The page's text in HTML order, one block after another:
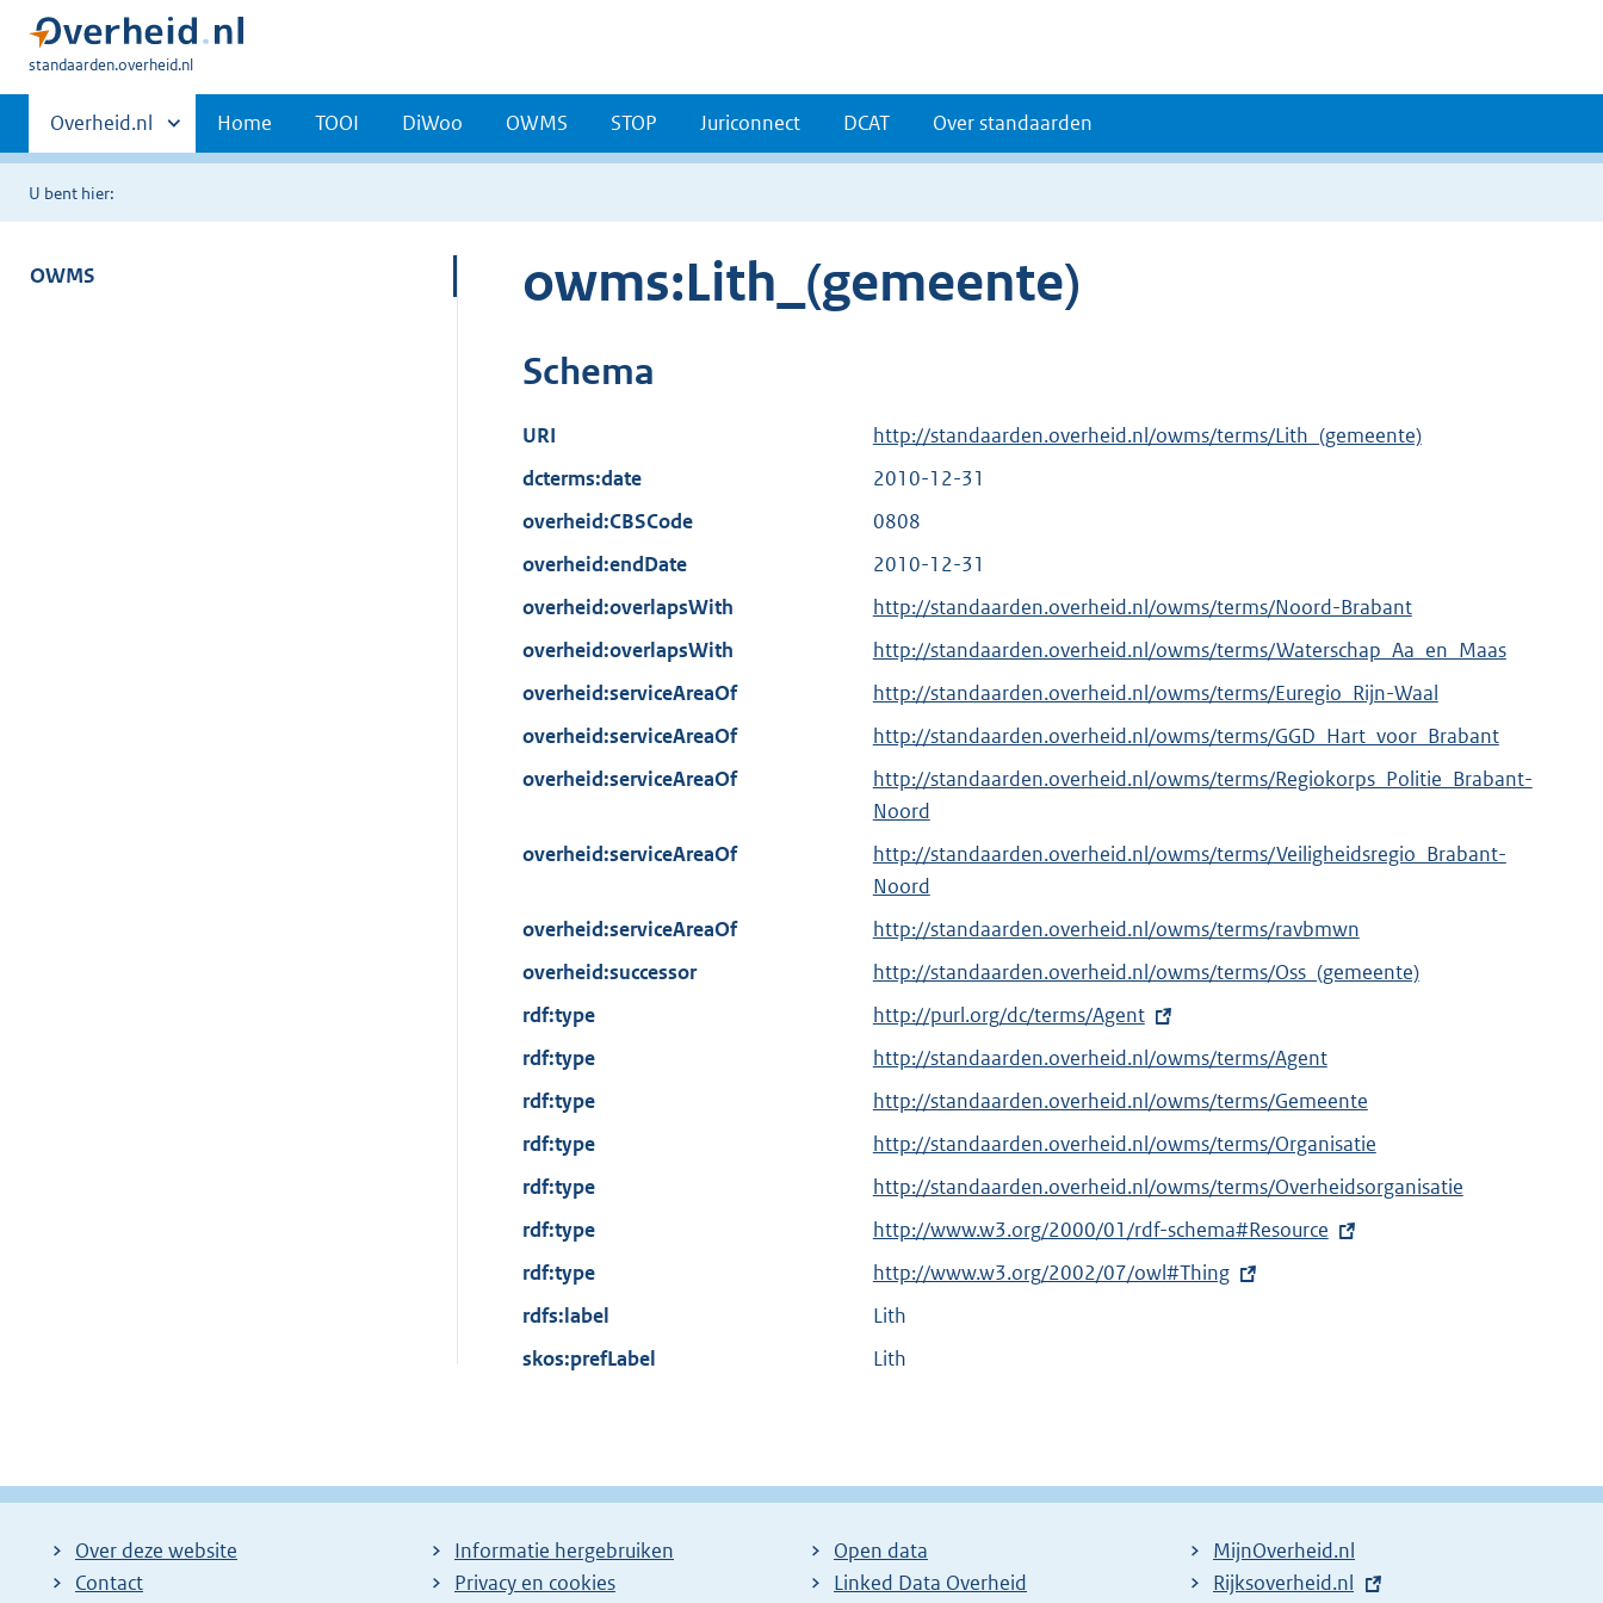
U
hier:
standaarden.overheid.nl
Primaire
navigatie
Andere
sites
binnen
Overheid.nl Home TOOI DiWoo OWMS STOP Juriconnect DCAT Over standaarden
U bent hier:
OWMS owms:Lith_(gemeente)
Schema
URI
http://standaarden.overheid.nl/owms/terms/Lith_(gemeente)
dcterms:date
2010-12-31
overheid:CBSCode
0808
overheid:endDate
2010-12-31
overheid:overlapsWith
http://standaarden.overheid.nl/owms/terms/Noord-Brabant
overheid:overlapsWith
http://standaarden.overheid.nl/owms/terms/Waterschap_Aa_en_Maas
overheid:serviceAreaOf
http://standaarden.overheid.nl/owms/terms/Euregio_Rijn-Waal
overheid:serviceAreaOf
http://standaarden.overheid.nl/owms/terms/GGD_Hart_voor_Brabant
overheid:serviceAreaOf
http://standaarden.overheid.nl/owms/terms/Regiokorps_Politie_Brabant-
Noord
overheid:serviceAreaOf
http://standaarden.overheid.nl/owms/terms/Veiligheidsregio_Brabant-
Noord
overheid:serviceAreaOf
http://standaarden.overheid.nl/owms/terms/ravbmwn
overheid:successor
http://standaarden.overheid.nl/owms/terms/Oss_(gemeente)
rdf:type
E
x
e
r
n
l
i
n
:
http://purl.org/dc/terms/Agent
rdf:type
http://standaarden.overheid.nl/owms/terms/Agent
rdf:type
http://standaarden.overheid.nl/owms/terms/Gemeente
rdf:type
http://standaarden.overheid.nl/owms/terms/Organisatie
rdf:type
http://standaarden.overheid.nl/owms/terms/Overheidsorganisatie
rdf:type
E
x
e
r
i
k
:
http://www.w3.org/2000/01/rdf-schema#Resource
rdf:type
E
x
e
l
n
k
http://www.w3.org/2002/07/owl#Thing
rdfs:label
Lith
skos:prefLabel
Lith
Over deze website
Contact
Informatie hergebruiken
Privacy en cookies
Open data
Linked Data Overheid
MijnOverheid.nl
E
Rijksoverheid.nl